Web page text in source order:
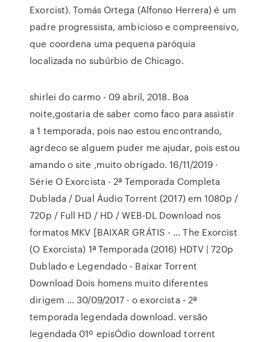
Exorcist). Tomás Ortega (Alfonso Herrera) é um
padre progressista, ambicioso e compreensivo,
que coordena uma pequena paróquia
localizada no subúrbio de Chicago.
shirlei do carmo - 09 abril, 2018. Boa
noite,gostaria de saber como faco para assistir
a 1 temporada, pois nao estou encontrando,
agrdeco se alguem puder me ajudar, pois estou
amando o site ,muito obrigado. 16/11/2019 ·
Série O Exorcista - 2ª Temporada Completa
Dublada / Dual Áudio Torrent (2017) em 1080p /
720p / Full HD / HD / WEB-DL Download nos
formatos MKV [BAIXAR GRÁTIS - … The Exorcist
(O Exorcista) 1ª Temporada (2016) HDTV | 720p
Dublado e Legendado - Baixar Torrent
Download Dois homens muito diferentes
dirigem … 30/09/2017 · o exorcista - 2ª
temporada legendada download. versão
legendada 01º episÓdio download torrent